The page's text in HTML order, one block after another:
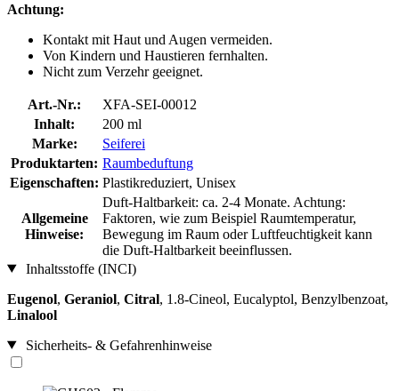
Achtung:
Kontakt mit Haut und Augen vermeiden.
Von Kindern und Haustieren fernhalten.
Nicht zum Verzehr geeignet.
Art.-Nr.:
XFA-SEI-00012
Inhalt:
200 ml
Marke:
Seiferei
Produktarten: Raumbeduftung
Eigenschaften: Plastikreduziert, Unisex
Allgemeine
Hinweise:
Duft-Haltbarkeit: ca. 2-4 Monate. Achtung:
Faktoren, wie zum Beispiel Raumtemperatur,
Bewegung im Raum oder Luftfeuchtigkeit kann
die Duft-Haltbarkeit beeinflussen.
Inhaltsstoffe (INCI)
Eugenol, Geraniol, Citral, 1.8-Cineol, Eucalyptol, Benzylbenzoat,
Linalool
Sicherheits- & Gefahrenhinweise